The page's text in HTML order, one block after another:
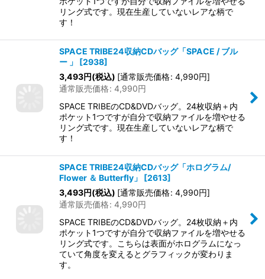
リング式です。現在生産していないレアな柄で
す！
SPACE TRIBE24収納CDバッグ「SPACE / ブル
ー 」
[2938]
3,493円(税込) [通常販売価格: 4,990円]
通常販売価格: 4,990円
SPACE TRIBEのCD&DVDバッグ。24枚収納＋内
ポケット1つですが自分で収納ファイルを増やせる
リング式です。現在生産していないレアな柄で
す！
SPACE TRIBE24収納CDバッグ「ホログラム/
Flower ＆ Butterfly」
[2613]
3,493円(税込) [通常販売価格: 4,990円]
通常販売価格: 4,990円
SPACE TRIBEのCD&DVDバッグ。24枚収納＋内
ポケット1つですが自分で収納ファイルを増やせる
リング式です。こちらは表面がホログラムになっ
ていて角度を変えるとグラフィックが変わりま
す。